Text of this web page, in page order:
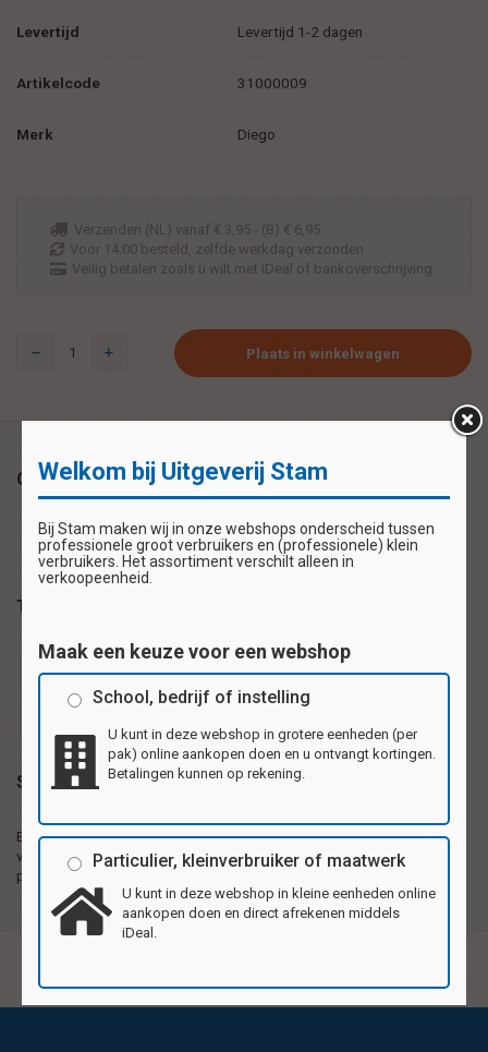
Levertijd Levertijd 1-2 dagen
Artikelcode 31000009
Merk Diego
Verzenden (NL) vanaf € 3,95 - (B) € 6,95
Voor 14:00 besteld, zelfde werkdag verzonden
Veilig betalen zoals u wilt met iDeal of bankoverschrijving
Plaats in winkelwagen
Omschrijving
Tags
beloningssticker beloningsstickers schoolsticker
Specificaties
Beloningsstickers met
verschillende motieven
per vel
Zelfklevende plaatjes gedrukt op 1e kwaliteit
hoogglanzend papier, met verschillende
Welkom bij Uitgeverij Stam
Bij Stam maken wij in onze webshops onderscheid tussen
professionele groot verbruikers en (professionele) klein
verbruikers. Het assortiment verschilt alleen in
verkoopeenheid.
Maak een keuze voor een webshop
School, bedrijf of instelling
U kunt in deze webshop in grotere eenheden (per
pak) online aankopen doen en u ontvangt kortingen.
Betalingen kunnen op rekening.
Particulier, kleinverbruiker of maatwerk
U kunt in deze webshop in kleine eenheden online
aankopen doen en direct afrekenen middels
iDeal.